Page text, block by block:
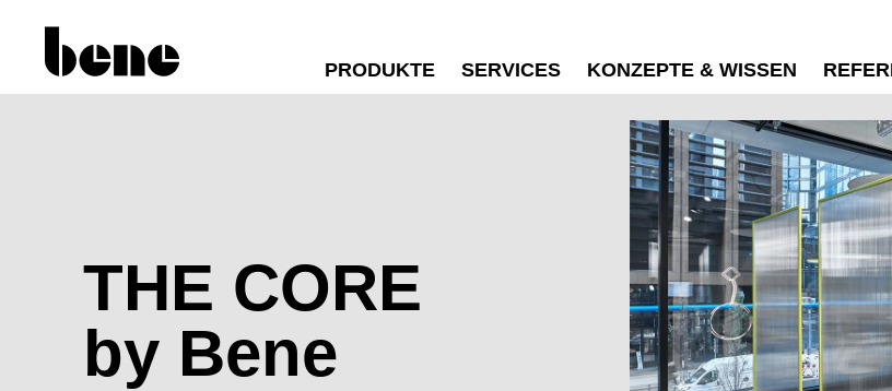
PRODUKTE SERVICES KONZEPTE & WISSEN
THE CORE
by Bene